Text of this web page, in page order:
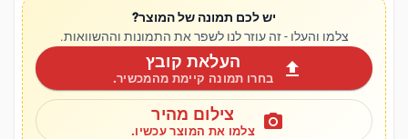
יש לכם תמונה של המוצר?
צלמו והעלו - זה עוזר לנו לשפר את התמונות וההשוואות.
upload העלאת קובץ
בחרו תמונה קיימת מהמכשיר.
photo_camera צילום מהיר
צלמו את המוצר עכשיו.